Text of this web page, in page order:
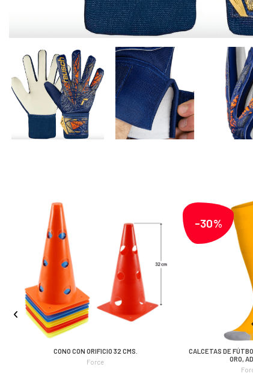
CONO CON ORIFICIO 32 CMS.
Force
-30%
CALCETAS DE
ORO,